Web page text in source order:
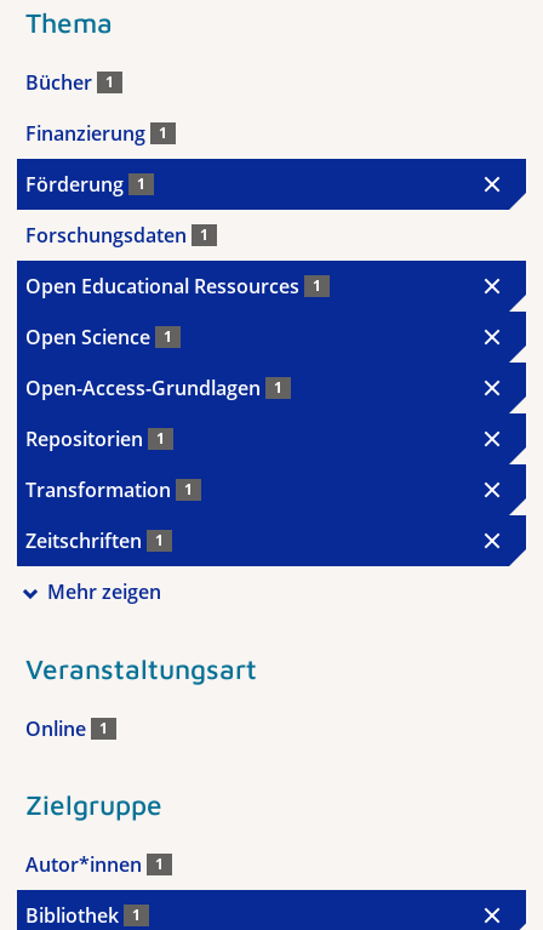
Thema
Bücher 1
Finanzierung 1
Förderung 1
Forschungsdaten 1
Open Educational Ressources 1
Open Science 1
Open-Access-Grundlagen 1
Repositorien 1
Transformation 1
Zeitschriften 1
Mehr zeigen
Veranstaltungsart
Online 1
Zielgruppe
Autor*innen 1
Bibliothek 1